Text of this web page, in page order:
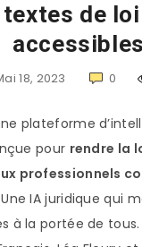
de
accessibles
18, 2023 0
plateforme
pour rendre la
professionnels
Une IA juridique qui
à la portée de